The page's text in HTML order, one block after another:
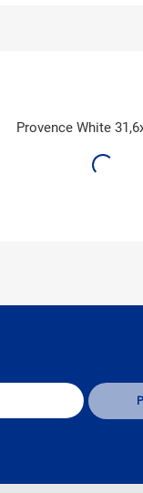
Provence White